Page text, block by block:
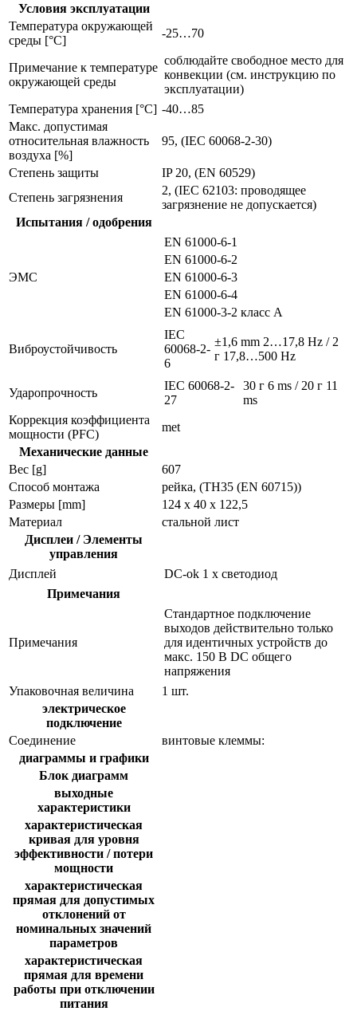
Условия эксплуатации
Температура окружающей
среды [°C]
-25…70
Примечание к температуре
окружающей среды
соблюдайте свободное место для
конвекции (см. инструкцию по
эксплуатации)
Температура хранения [°C] -40…85
Макс. допустимая
относительная влажность
воздуха [%]
95, (IEC 60068-2-30)
Степень защиты
IP 20, (EN 60529)
Степень загрязнения
2, (IEC 62103: проводящее
загрязнение не допускается)
Испытания / одобрения
ЭMC
EN 61000-6-1
EN 61000-6-2
EN 61000-6-3
EN 61000-6-4
EN 61000-3-2 класс A
Виброустойчивость
IEC
60068-2-
6
±1,6 mm 2…17,8 Hz / 2
г 17,8…500 Hz
Ударопрочность
IEC 60068-2-
27
30 г 6 ms / 20 г 11
ms
Коррекция коэффициента
мощности (PFC)
met
Механические данные
Вес [g]
607
Способ монтажа
рейка, (TH35 (EN 60715))
Размеры [mm]
124 x 40 x 122,5
Материал
стальной лист
Дисплеи / Элементы
управления
Дисплей
DC-ok 1 x светодиод
Примечания
Примечания
Стандартное подключение
выходов действительно только
для идентичных устройств до
макс. 150 В DC общего
напряжения
Упаковочная величина
1 шт.
электрическое
подключение
Соединение
винтовые клеммы:
диаграммы и графики
Блок диаграмм
выходные
характеристики
характеристическая
кривая для уровня
эффективности / потери
мощности
характеристическая
прямая для допустимых
отклонений от
номинальных значений
параметров
характеристическая
прямая для времени
работы при отключении
питания